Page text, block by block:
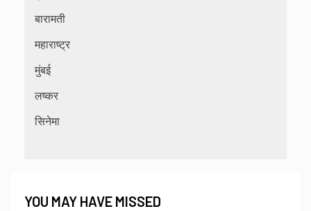
बारामती
महाराष्ट्र
मुंबई
लष्कर
सिनेमा
YOU MAY HAVE MISSED